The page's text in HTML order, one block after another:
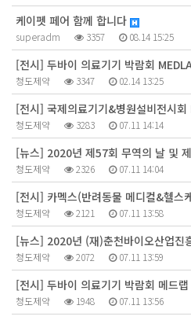
케이펫 페어 함께 합니다
superadm 3357 08.14 15:25
[전시] 두바이 의료기기 박람회
청도제약 3347 02.14 13:25
[전시] 국제의료기기&병원설비전시
청도제약 3283 07.11 14:14
[뉴스] 2020년 제57회 무역의 날 및
청도제약 2326 07.11 14:04
[전시] 카멕스(반려동물 메디컬&헬스
청도제약 2121 07.11 13:58
[뉴스] 2020년 (재)춘천바이오산업
청도제약 2072 07.11 13:59
[전시] 두바이 의료기기 박람회 메드
청도제약 1948 07.11 13:56